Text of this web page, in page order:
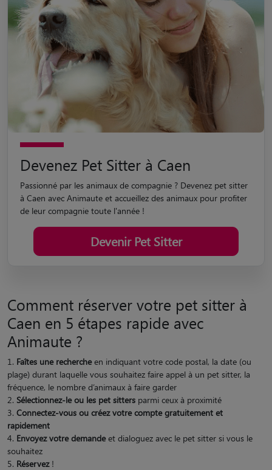
Devenez Pet Sitter à Caen
Passionné par les animaux de compagnie ? Devenez pet sitter
à Caen avec Animaute et accueillez des animaux pour profiter
de leur compagnie toute l'année !
Devenir Pet Sitter
Comment réserver votre pet sitter à
Caen en 5 étapes rapide avec
Animaute ?
Faîtes une rechercheen indiquant votre code postal, la date (ou
plage) durant laquelle vous souhaitez faire appel à un pet sitter, la
fréquence, le nombre d’animaux à faire garder
Sélectionnez-le ou les pet sitters parmi ceux à proximité
Connectez-vous ou créez votre compte gratuitement et
rapidement
Envoyez votre demandeet dialoguez avec le pet sitter si vous le
souhaitez
Réservez !